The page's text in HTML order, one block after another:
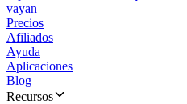
vayan
Precios
Afiliados
Ayuda
Aplicaciones
Blog
Recursos